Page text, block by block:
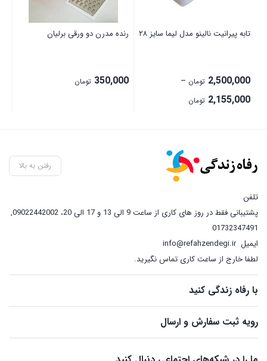
تابه پیرانیت نالینو مدل لیما سایز ۲۸
2,500,000 تومان –
2,155,000 تومان
through
2,500,000 تومان
رنده مدرن دو ورقی برلیان
350,000 تومان
رفتن به بالا
تلفن
پشتیبانی فقط در روز های کاری از ساعت 9 الی 13 و 17 الی 20، 09022442002
,
01732347491
ایمیلinfo@refahzendegi.ir
لطفا خارج از ساعت کاری تماس نگیرید.
با رفاه زندگی کنید
رویه ثبت سفارش و ارسال